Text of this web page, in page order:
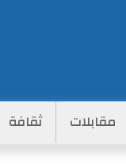
مقابلات ثقافة